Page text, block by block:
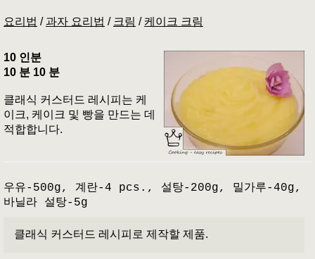
요리법 / 과자 요리법 / 크림 / 케이크 크림
10 인분
10 분 10 분
클래식 커스터드 레시피는 케
이크, 케이크 및 빵을 만드는 데
적합합니다.
우유-500g, 계란-4 pcs., 설탕-200g, 밀가루-40g,
바닐라 설탕-5g
클래식 커스터드 레시피로 제작할 제품.